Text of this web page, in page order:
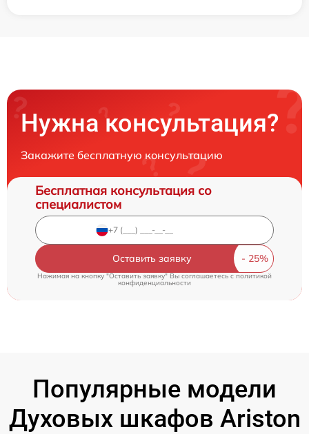
Нужна консультация?
Закажите бесплатную консультацию
Бесплатная консультация со
специалистом
Оставить заявку
Нажимая на кнопку "Оставить заявку" Вы соглашаетесь cполитикой
конфиденциальности
Популярные модели
Духовых шкафов Ariston